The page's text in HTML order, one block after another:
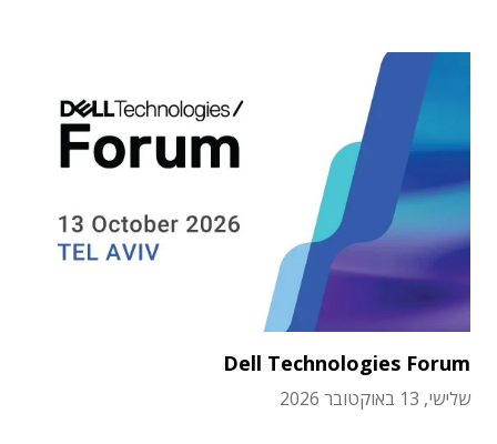
Dell Technologies Forum
שלישי, 13 באוקטובר 2026